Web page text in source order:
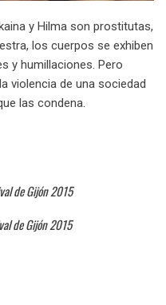
y Hilma son prostitutas,
los cuerpos se exhiben
y humillaciones. Pero
violencia de una sociedad
las condena.
de Gijón 2015
de Gijón 2015